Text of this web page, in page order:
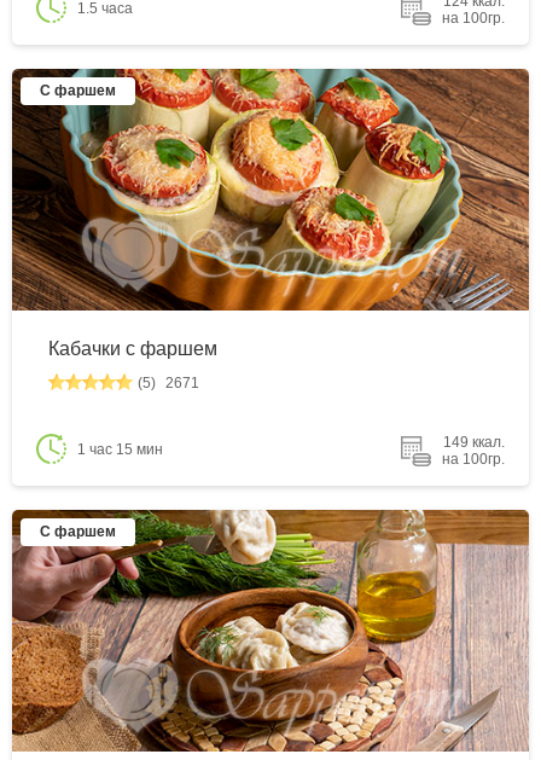
1.5 часа
на 100гр.
С фаршем
Кабачки с фаршем
(5) 2671
1 час 15 мин
149 ккал.
на 100гр.
С фаршем